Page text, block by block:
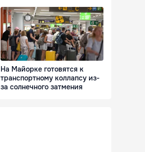
На Майорке готовятся к
транспортному коллапсу из-
за солнечного затмения